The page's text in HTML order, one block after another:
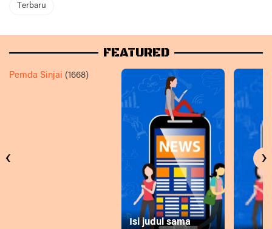
Terbaru
FEATURED
Pemda Sinjai (1668)
Isi judul sama
‹ ›